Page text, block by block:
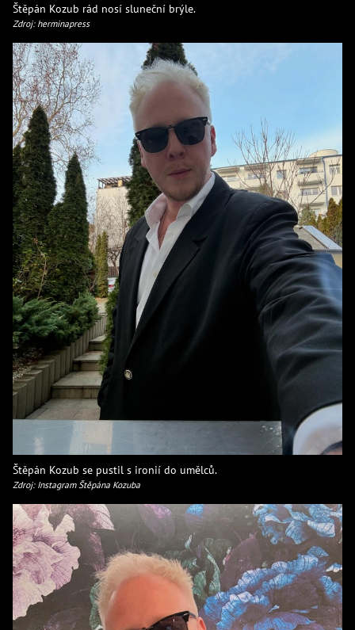
Štěpán Kozub rád nosí sluneční brýle.
Zdroj: herminapress
Štěpán Kozub se pustil s ironií do umělců.
Zdroj: Instagram Štěpána Kozuba